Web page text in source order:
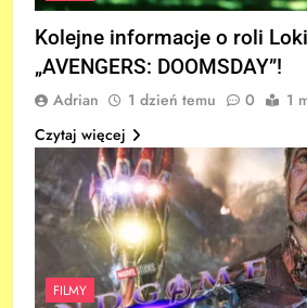
Kolejne informacje o roli
„AVENGERS: DOOMSDAY”!
Adrian 1 dzień temu 0
1
Czytaj więcej
FILMY